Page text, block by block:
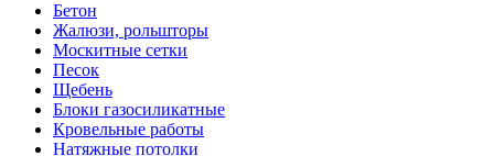
Бетон
Жалюзи, рольшторы
Москитные сетки
Песок
Щебень
Блоки газосиликатные
Кровельные работы
Натяжные потолки